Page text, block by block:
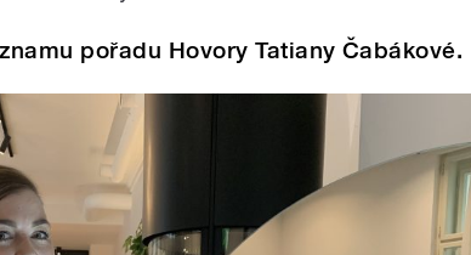
pořadu Hovory Tatiany Čabákové.